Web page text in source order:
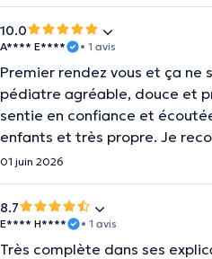
10.0
A**** E**** • 1 avis
Premier rendez vous et ça ne
pédiatre agréable, douce et
sentie en confiance et
enfants et très propre. Je
01 juin 2026
8.7
E**** H**** • 1 avis
Très complète dans ses